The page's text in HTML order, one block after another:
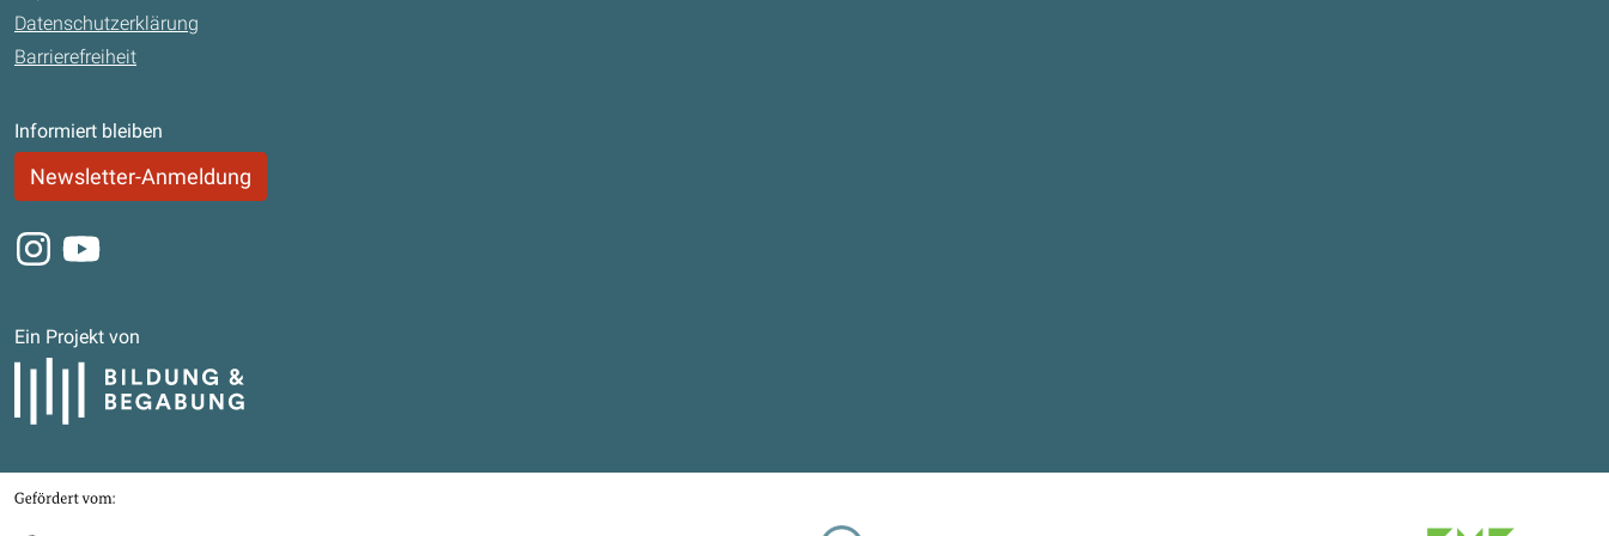
Datenschutzerklärung
Barrierefreiheit
Informiert bleiben
Newsletter-Anmeldung
Instagram
Youtube
Ein Projekt von
Bildung und Begabung
Gefördert von
Bundesministerium für Bildung, Familie, Senioren, Frauen und Jugend